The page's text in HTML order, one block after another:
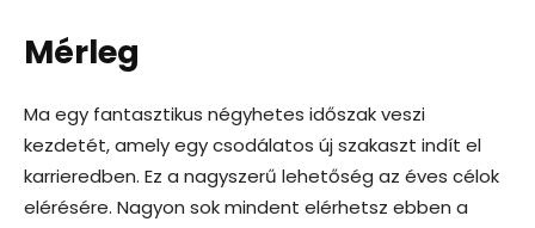
Mérleg
Ma egy fantasztikus négyhetes időszak veszi
kezdetét, amely egy csodálatos új szakaszt indít el
karrieredben. Ez a nagyszerű lehetőség az éves célok
elérésére. Nagyon sok mindent elérhetsz ebben a